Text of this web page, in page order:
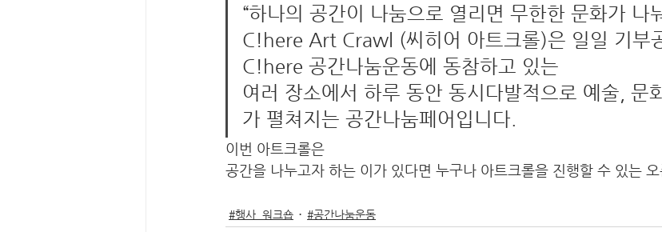
“하나의 공간이 나눔으로 열리면 무한한 문화가 나
C!here Art Crawl (씨히어 아트크롤)은 일일 기부
C!here 공간나눔운동에 동참하고 있는
여러 장소에서 하루 동안 동시다발적으로 예술, 문
가 펼쳐지는 공간나눔페어입니다.
이번 아트크롤은
공간을 나누고자 하는 이가 있다면 누구나 아트크롤을 진행할 수 있는
#행사_워크숍 #공간나눔운동